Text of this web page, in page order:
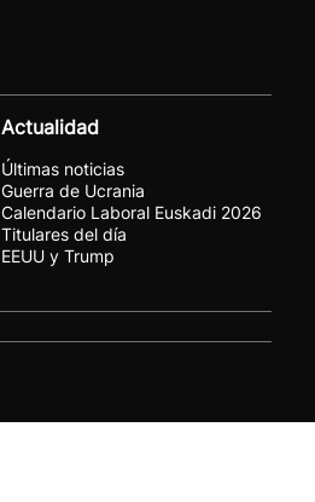
Actualidad
Últimas noticias
Guerra de Ucrania
Calendario Laboral Euskadi 2026
Titulares del día
EEUU y Trump